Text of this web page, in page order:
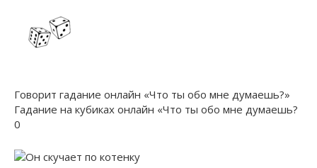
Говорит гадание онлайн «Что ты обо мне думаешь?»
Гадание на кубиках онлайн «Что ты обо мне думаешь?
0